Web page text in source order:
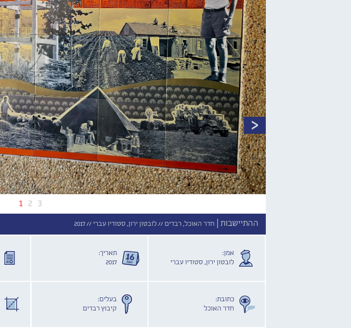
1 2 3
ההתיישבות | חדר האוכל, רבדים // לובטון ירון, סטודיו עברי //2017
אמן:
לובטון ירון, סטודיו עברי
תאריך:
2017
כתובת:
חדר האוכל
בעלים:
קיבוץ רבדים